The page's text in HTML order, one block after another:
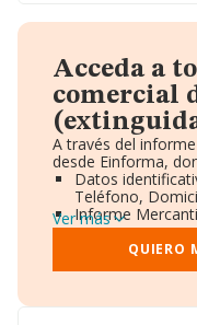
Acceda a
comercial
A través del
desde Einforma,
Datos
Teléfono,
Informe
Gráficos de
Consejo de
Directivos y
Ver más
QUIERO